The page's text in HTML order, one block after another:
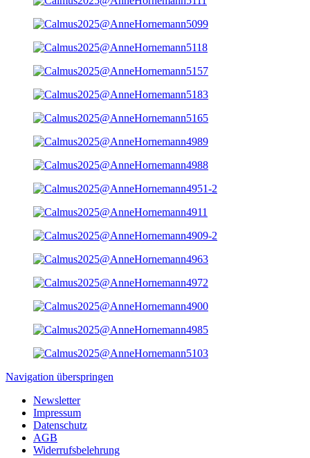
Navigation überspringen
Newsletter
Impressum
Datenschutz
AGB
Widerrufsbelehrung